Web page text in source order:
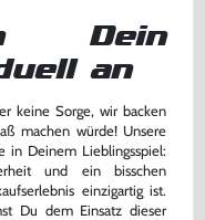
mit OVP, gebraucht
Dein
an
keine Sorge, wir backen
machen würde! Unsere
in Deinem Lieblingsspiel:
und ein bisschen
einzigartig ist.
Du dem Einsatz dieser